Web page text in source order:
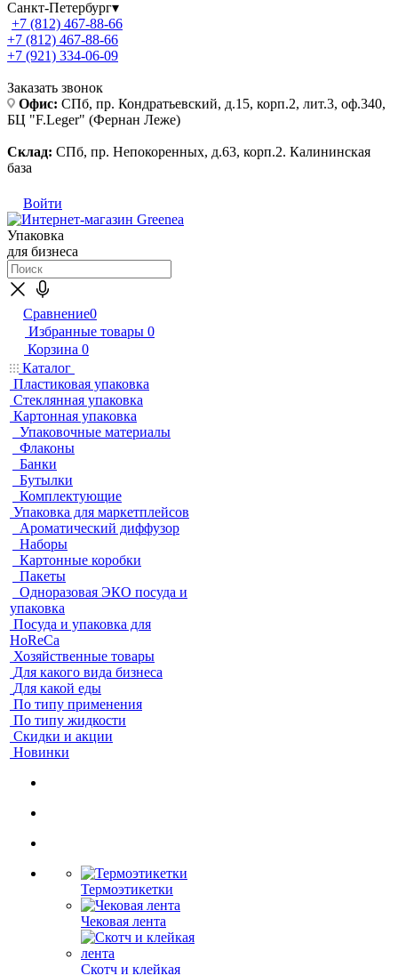
Санкт-Петербург▾
+7 (812) 467-88-66
+7 (812) 467-88-66
+7 (921) 334-06-09
Заказать звонок
Офис: СПб, пр. Кондратьевский, д.15, корп.2, лит.3, оф.340,
БЦ "F.Leger" (Фернан Леже)
Склад: СПб, пр. Непокоренных, д.63, корп.2. Калининская
база
Войти
Упаковка
для бизнеса
Сравнение0
Избранные товары 0
Корзина 0
Каталог
Пластиковая упаковка
Стеклянная упаковка
Картонная упаковка
Упаковочные материалы
Флаконы
Банки
Бутылки
Комплектующие
Упаковка для маркетплейсов
Ароматический диффузор
Наборы
Картонные коробки
Пакеты
Одноразовая ЭКО посуда и
упаковка
Посуда и упаковка для
HoReCa
Хозяйственные товары
Для какого вида бизнеса
Для какой еды
По типу применения
По типу жидкости
Скидки и акции
Новинки
Термоэтикетки
Чековая лента
Скотч и клейкая